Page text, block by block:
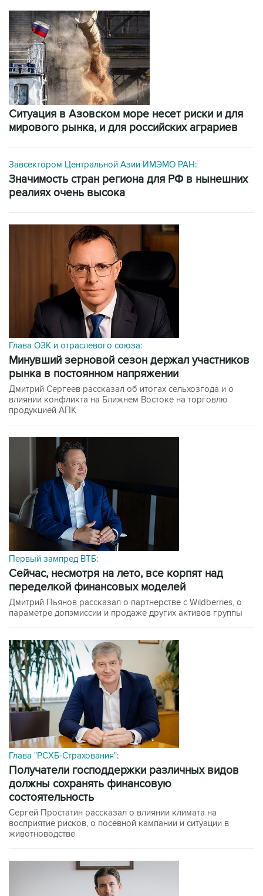
Ситуация в Азовском море несет риски и для
мирового рынка, и для российских аграриев
Завсектором Центральной Азии ИМЭМО РАН:
значимость стран региона для РФ в нынешних
реалиях очень высока
Глава ОЗК и отраслевого союза:
минувший зерновой сезон держал участников
рынка в постоянном напряжении
Дмитрий Сергеев рассказал об итогах сельхозгода и о
влиянии конфликта на Ближнем Востоке на торговлю
продукцией АПК
Первый зампред ВТБ:
сейчас, несмотря на лето, все корпят над
переделкой финансовых моделей
Дмитрий Пьянов рассказал о партнерстве с Wildberries, о
параметре допэмиссии и продаже других активов группы
Глава "РСХБ-Страхования":
получатели господдержки различных видов
должны сохранять финансовую
состоятельность
Сергей Простатин рассказал о влиянии климата на
восприятие рисков, о посевной кампании и ситуации в
животноводстве